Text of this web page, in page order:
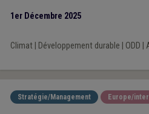
1er Décembre 2025
Climat| Développement durable ODD
Stratégie/Management Europe/